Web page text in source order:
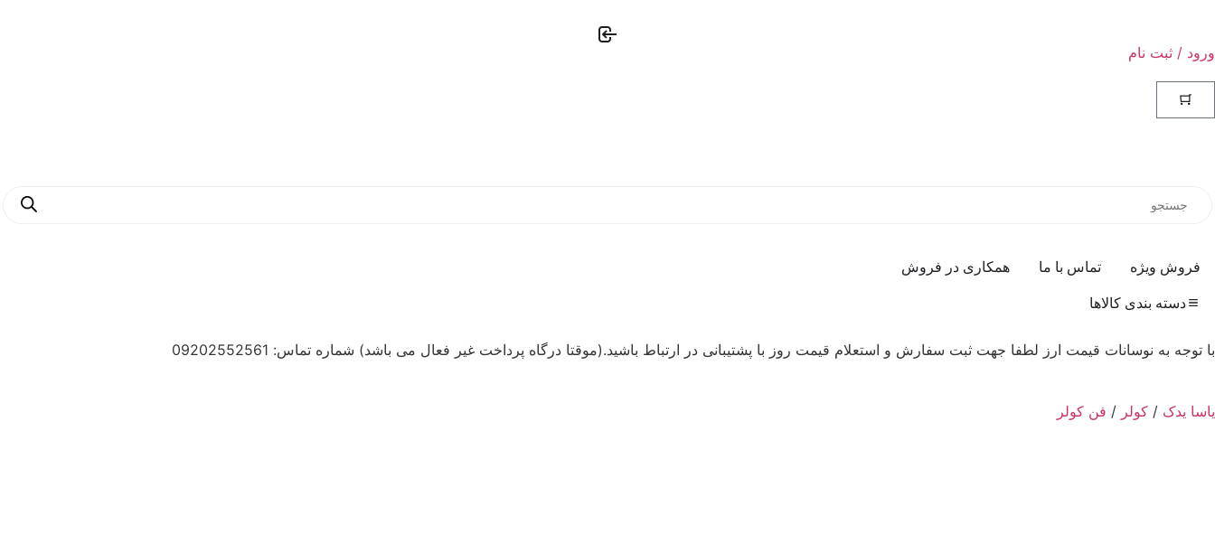
ورود / ثبت نام
فروش ویژه تماس با ما
همکاری در فروش
دسته بندی کالاها
با توجه به نوسانات قیمت ارز لطفا جهت ثبت سفارش و استعلام قیمت روز با پشتیبانی در ارتباط باشید.(موقتا درگاه پرداخت غیر فعال می باشد) شماره تماس: 09202552561
یاسا یدک / کولر / فن کولر